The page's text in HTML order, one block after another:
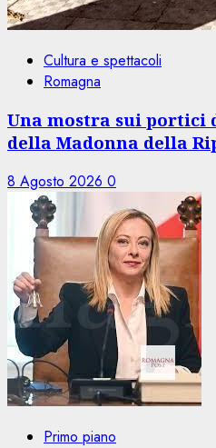
Cultura e spettacoli
Romagna
Una mostra sui portici
della Madonna della
8 Agosto 2026 0
Primo piano